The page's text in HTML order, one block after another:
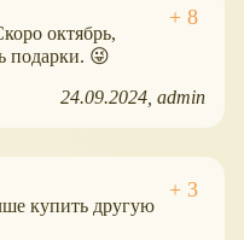
октябрь,
подарки. 😜
24.09.2024 admin
купить другую